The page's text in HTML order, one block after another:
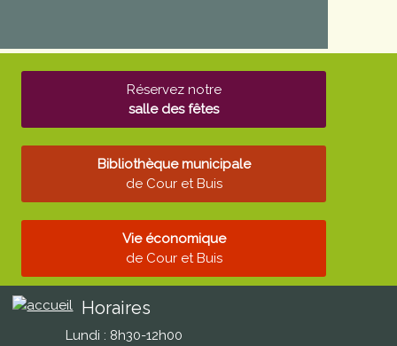
Réservez notre
salle des fêtes
Bibliothèque municipale
de Cour et Buis
Vie économique
de Cour et Buis
Horaires
Lundi : 8h30-12h00